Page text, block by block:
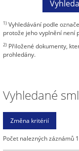
1) Vyhledávání podle
protože jeho vyplnění není
2) Přiložené dokumenty,
prohledány.
Vyhledané
Počet nalezných záznámů